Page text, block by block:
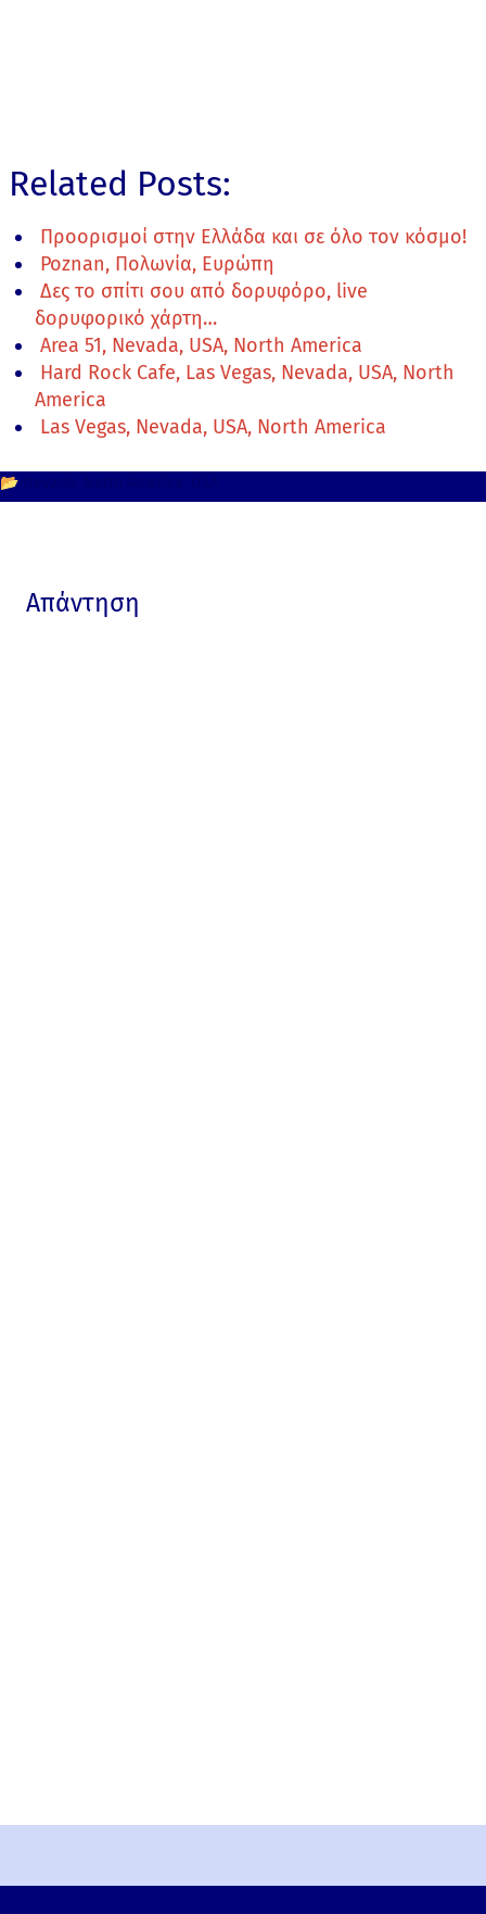
Related Posts:
Προορισμοί στην Ελλάδα και σε όλο τον κόσμο!
Poznan, Πολωνία, Ευρώπη
Δες το σπίτι σου από δορυφόρο, live
δορυφορικό χάρτη…
Area 51, Nevada, USA, North America
Hard Rock Cafe, Las Vegas, Nevada, USA, North
America
Las Vegas, Nevada, USA, North America
📂
Απάντηση